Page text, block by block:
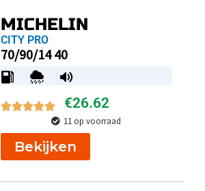
MICHELIN
CITY PRO
70/90/14 40
€26.62
11 op voorraad
Bekijken